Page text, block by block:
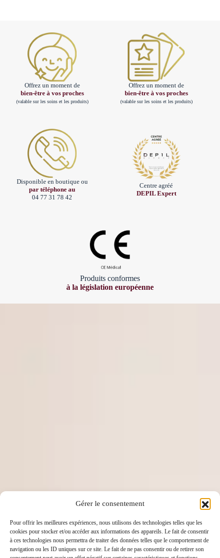
Gérer le consentement
Pour offrir les meilleures expériences, nous utilisons des technologies telles que les
cookies pour stocker et/ou accéder aux informations des appareils. Le fait de consentir
à ces technologies nous permettra de traiter des données telles que le comportement de
navigation ou les ID uniques sur ce site. Le fait de ne pas consentir ou de retirer son
Offrez un moment de
bien-être à vos proches
(valable sur les soins et les produits)
Offrez un moment de
bien-être à vos proches
(valable sur les soins et les produits)
Disponible en boutique ou
par téléphone au
04 77 31 78 42
Centre agréé
DEPIL Expert
Produits conformes
à la législation européenne